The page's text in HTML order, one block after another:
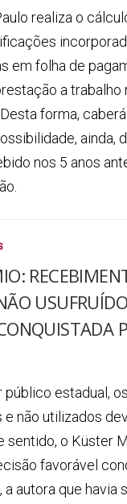
realiza o
em folha de
a trabalho
forma,
ainda,
nos 5 anos
estadual,
não utilizados
sentido, o Küster
favorável
a autora que havia